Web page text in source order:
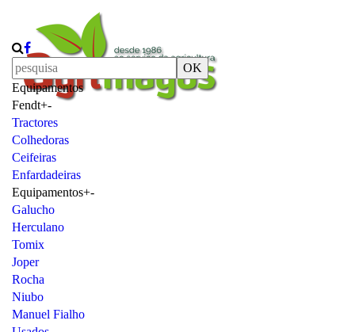
OK
Equipamentos
Fendt+-
Tractores
Colhedoras
Ceifeiras
Enfardadeiras
Equipamentos+-
Galucho
Herculano
Tomix
Joper
Rocha
Niubo
Manuel Fialho